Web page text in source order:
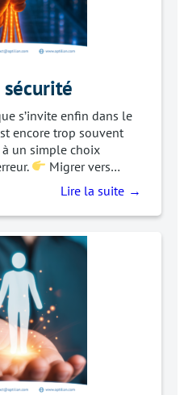
s’invite enfin dans le
encore trop souvent
à un simple choix
Migrer vers…
Lire la suite